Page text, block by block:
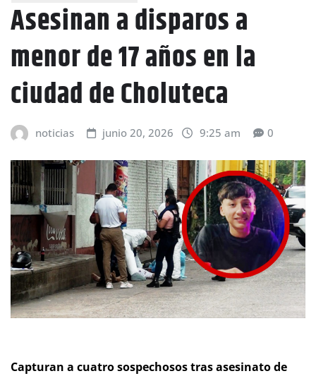
Asesinan a disparos a
menor de 17 años en la
ciudad de Choluteca
noticias junio 20, 2026 9:25 am 0
Capturan a cuatro sospechosos tras asesinato de